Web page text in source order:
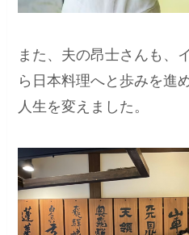
また、夫の昂士さんも、
ら日本料理へと歩みを進
人生を変えました。